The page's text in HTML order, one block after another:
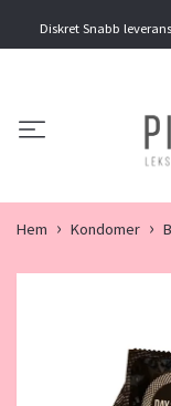
Diskret Snabb
Hem Kondomer